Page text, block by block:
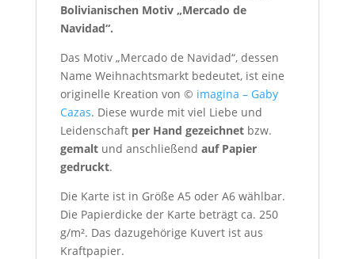
Bolivianischen Motiv „Mercado de
Navidad“.
Das Motiv „Mercado de Navidad“, dessen
Name Weihnachtsmarkt bedeutet, ist eine
originelle Kreation von © imagina – Gaby
Cazas. Diese wurde mit viel Liebe und
Leidenschaft per Hand gezeichnetbzw.
gemaltund anschließend auf Papier
gedruckt.
Die Karte ist in Größe A5 oder A6 wählbar.
Die Papierdicke der Karte beträgt ca. 250
g/m². Das dazugehörige Kuvert ist aus
Kraftpapier.